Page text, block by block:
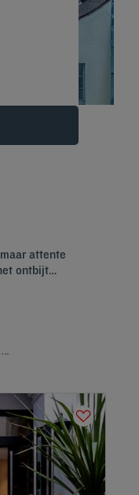
attente
ontbijt…